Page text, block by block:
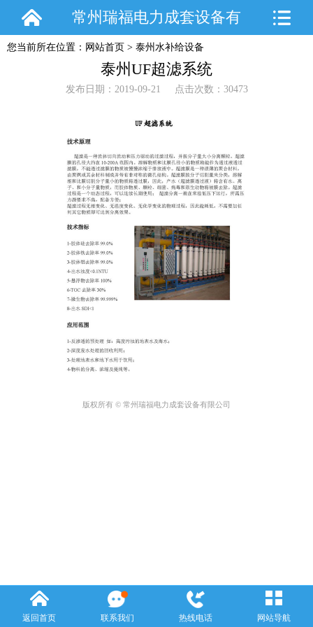
常州瑞福电力成套设备有
限公司
您当前所在位置： 网站首页 > 泰州水补给设备
泰州UF超滤系统
发布日期：2019-09-21 点击次数：30473
版权所有 © 常州瑞福电力成套设备有限公司
返回首页 联系我们 热线电话 网站导航